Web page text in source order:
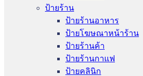
ป้ายร้าน
ป้ายร้านอาหาร
ป้ายโฆษณาหน้าร้าน
ป้ายร้านค้า
ป้ายร้านกาแฟ
ป้ายคลินิก